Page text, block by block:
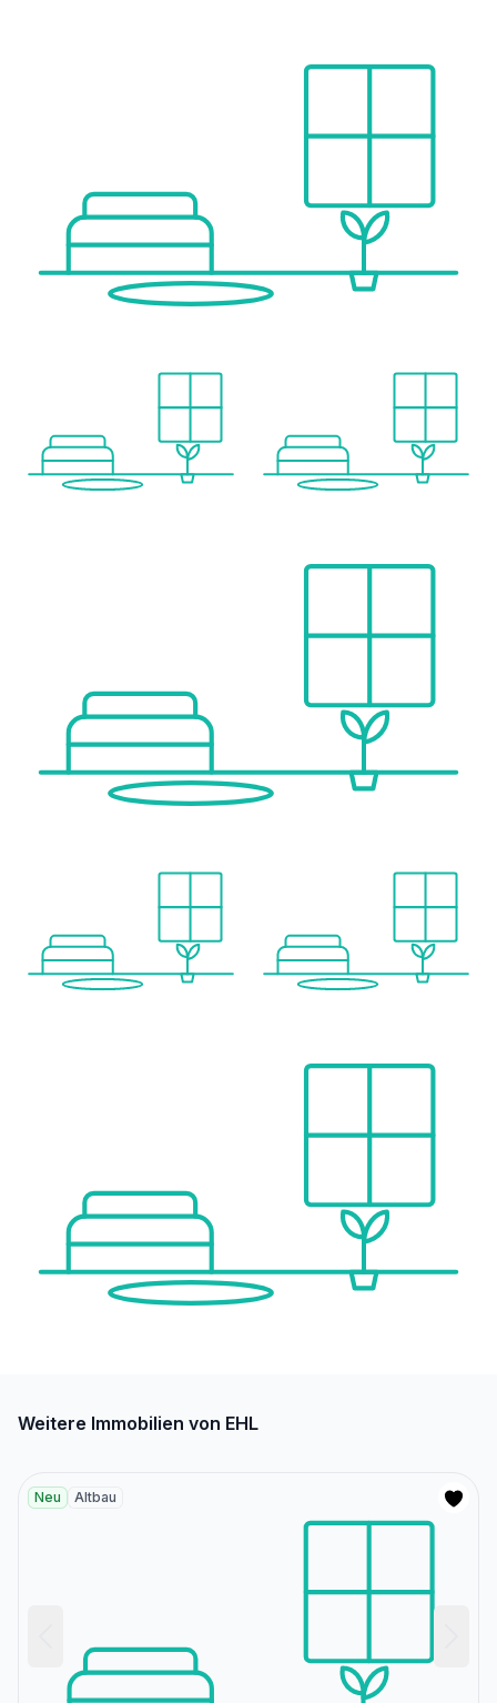
Weitere Immobilien von EHL
Neu Altbau